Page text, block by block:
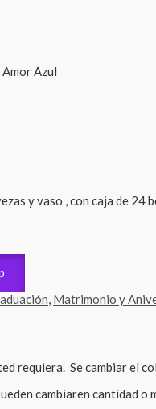
Azul
y vaso , con caja de 24
, Matrimonio y
requiera. Se cambiar el
cambiaren cantidad